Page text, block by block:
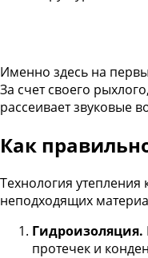
Именно здесь на
За счет своего
рассеивает звуковые
Как
Технология
неподходящих
Гидроизоляция.
протечек и